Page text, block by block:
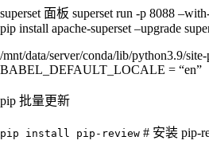
superset 面板 superset run -p 8088
pip install apache-superset –upgrade
/mnt/data/server/conda/lib/python3.9/site-
BABEL_DEFAULT_LOCALE = “en”
pip 批量更新
pip install pip-review # 安装 pip-